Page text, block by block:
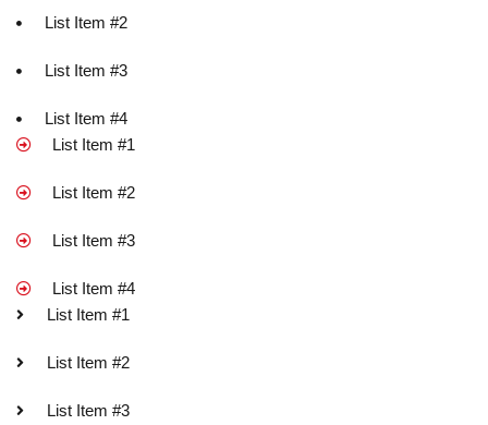
List Item #2
List Item #3
List Item #4
List Item #1
List Item #2
List Item #3
List Item #4
List Item #1
List Item #2
List Item #3